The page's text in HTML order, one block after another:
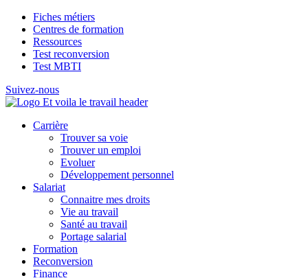
Fiches métiers
Centres de formation
Ressources
Test reconversion
Test MBTI
Suivez-nous
Carrière
Trouver sa voie
Trouver un emploi
Evoluer
Développement personnel
Salariat
Connaitre mes droits
Vie au travail
Santé au travail
Portage salarial
Formation
Reconversion
Finance